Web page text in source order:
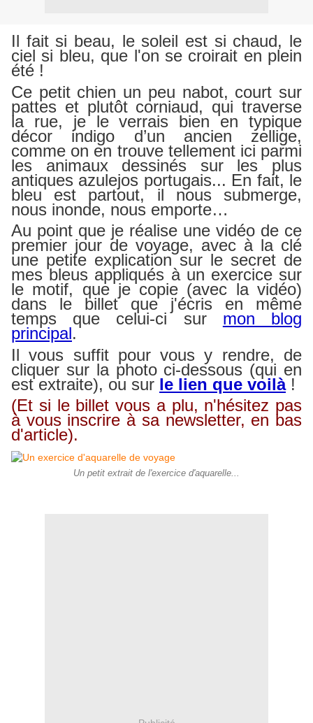
Il fait si beau, le soleil est si chaud, le
ciel si bleu, que l'on se croirait en plein
été !
Ce petit chien un peu nabot, court sur
pattes et plutôt corniaud, qui traverse
la rue, je le verrais bien en typique
décor indigo d’un ancien zellige,
comme on en trouve tellement ici parmi
les animaux dessinés sur les plus
antiques azulejos portugais... En fait, le
bleu est partout, il nous submerge,
nous inonde, nous emporte…
Au point que je réalise une vidéo de ce
premier jour de voyage, avec à la clé
une petite explication sur le secret de
mes bleus appliqués à un exercice sur
le motif, que je copie (avec la vidéo)
dans le billet que j'écris en même
temps que celui-ci sur mon blog
principal.
Il vous suffit pour vous y rendre, de
cliquer sur la photo ci-dessous (qui en
est extraite), ou sur le lien que voilà!
(Et si le billet vous a plu, n'hésitez pas
à vous inscrire à sa newsletter, en bas
d'article).
Un petit extrait de l'exercice d'aquarelle...